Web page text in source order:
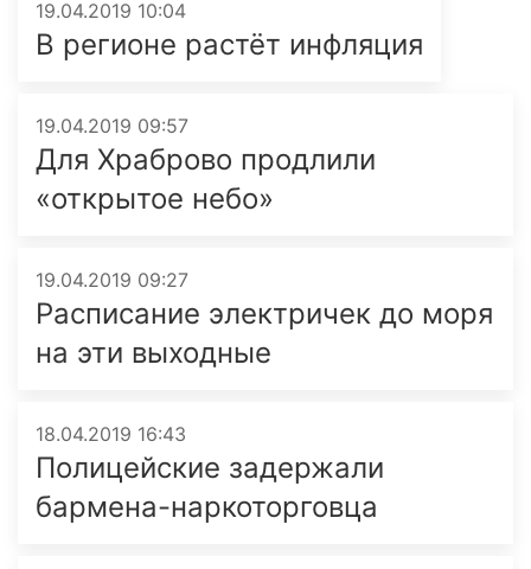
19.04.2019 10:04
В регионе растёт инфляция
19.04.2019 09:57
Для Храброво продлили
«открытое небо»
19.04.2019 09:27
Расписание электричек до моря
на эти выходные
18.04.2019 16:43
Полицейские задержали
бармена-наркоторговца